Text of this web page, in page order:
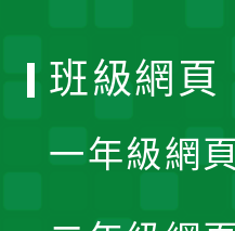
班級網頁
一年級網頁